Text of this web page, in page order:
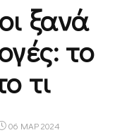
ξανά
το
τι
06 ΜΑΡ 2024